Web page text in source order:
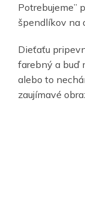
Potrebujeme”
špendlíkov na
Dieťaťu
farebný a buď
alebo to
zaujímavé